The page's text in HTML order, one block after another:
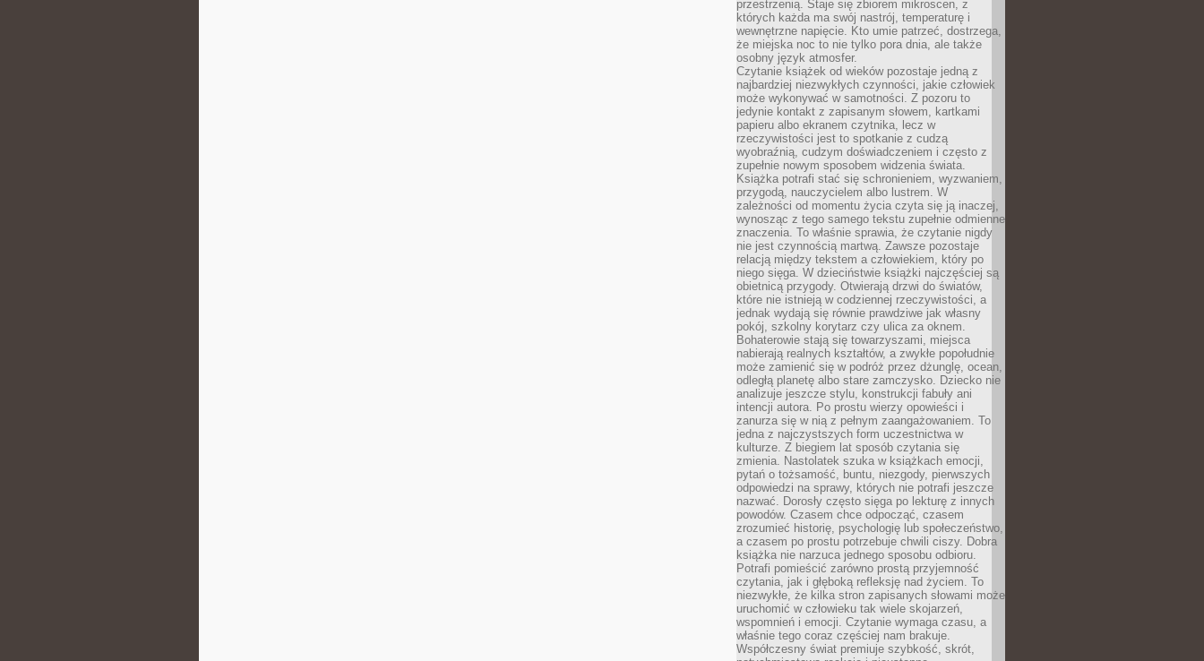
przestrzenią. Staje się zbiorem mikroscen, z
których każda ma swój nastrój, temperaturę i
wewnętrzne napięcie. Kto umie patrzeć, dostrzega,
że miejska noc to nie tylko pora dnia, ale także
osobny język atmosfer.
Czytanie książek od wieków pozostaje jedną z
najbardziej niezwykłych czynności, jakie człowiek
może wykonywać w samotności. Z pozoru to
jedynie kontakt z zapisanym słowem, kartkami
papieru albo ekranem czytnika, lecz w
rzeczywistości jest to spotkanie z cudzą
wyobraźnią, cudzym doświadczeniem i często z
zupełnie nowym sposobem widzenia świata.
Książka potrafi stać się schronieniem, wyzwaniem,
przygodą, nauczycielem albo lustrem. W
zależności od momentu życia czyta się ją inaczej,
wynosząc z tego samego tekstu zupełnie odmienne
znaczenia. To właśnie sprawia, że czytanie nigdy
nie jest czynnością martwą. Zawsze pozostaje
relacją między tekstem a człowiekiem, który po
niego sięga. W dzieciństwie książki najczęściej są
obietnicą przygody. Otwierają drzwi do światów,
które nie istnieją w codziennej rzeczywistości, a
jednak wydają się równie prawdziwe jak własny
pokój, szkolny korytarz czy ulica za oknem.
Bohaterowie stają się towarzyszami, miejsca
nabierają realnych kształtów, a zwykłe popołudnie
może zamienić się w podróż przez dżunglę, ocean,
odległą planetę albo stare zamczysko. Dziecko nie
analizuje jeszcze stylu, konstrukcji fabuły ani
intencji autora. Po prostu wierzy opowieści i
zanurza się w nią z pełnym zaangażowaniem. To
jedna z najczystszych form uczestnictwa w
kulturze. Z biegiem lat sposób czytania się
zmienia. Nastolatek szuka w książkach emocji,
pytań o tożsamość, buntu, niezgody, pierwszych
odpowiedzi na sprawy, których nie potrafi jeszcze
nazwać. Dorosły często sięga po lekturę z innych
powodów. Czasem chce odpocząć, czasem
zrozumieć historię, psychologię lub społeczeństwo,
a czasem po prostu potrzebuje chwili ciszy. Dobra
książka nie narzuca jednego sposobu odbioru.
Potrafi pomieścić zarówno prostą przyjemność
czytania, jak i głęboką refleksję nad życiem. To
niezwykłe, że kilka stron zapisanych słowami może
uruchomić w człowieku tak wiele skojarzeń,
wspomnień i emocji. Czytanie wymaga czasu, a
właśnie tego coraz częściej nam brakuje.
Współczesny świat premiuje szybkość, skrót,